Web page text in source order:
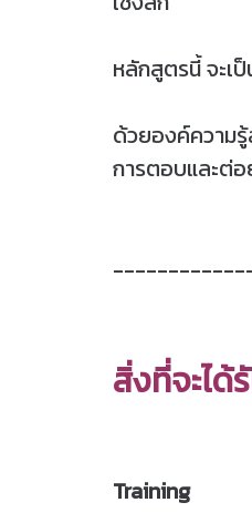
หลักสูตรนี้ จะเ
ด้วยองค์ความ
การตอบและต่
สิ่งที่จะไ
Training